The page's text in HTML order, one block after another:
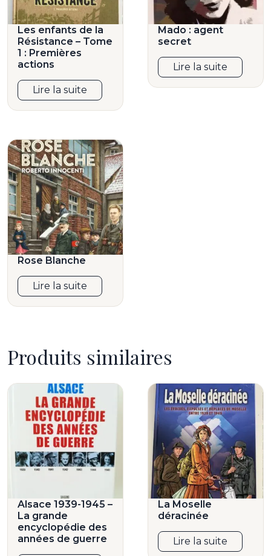
Les enfants de la
Résistance – Tome
1 : Premières
actions
Lire la suite
Mado : agent
secret
Lire la suite
Rose Blanche
Lire la suite
Produits similaires
Alsace 1939-1945 –
La grande
encyclopédie des
années de guerre
La Moselle
déracinée
Lire la suite